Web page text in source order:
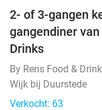
2- of 3-gangen
gangendiner
Drinks
By Rens Food &
Wijk bij Duurstede
Verkocht: 63